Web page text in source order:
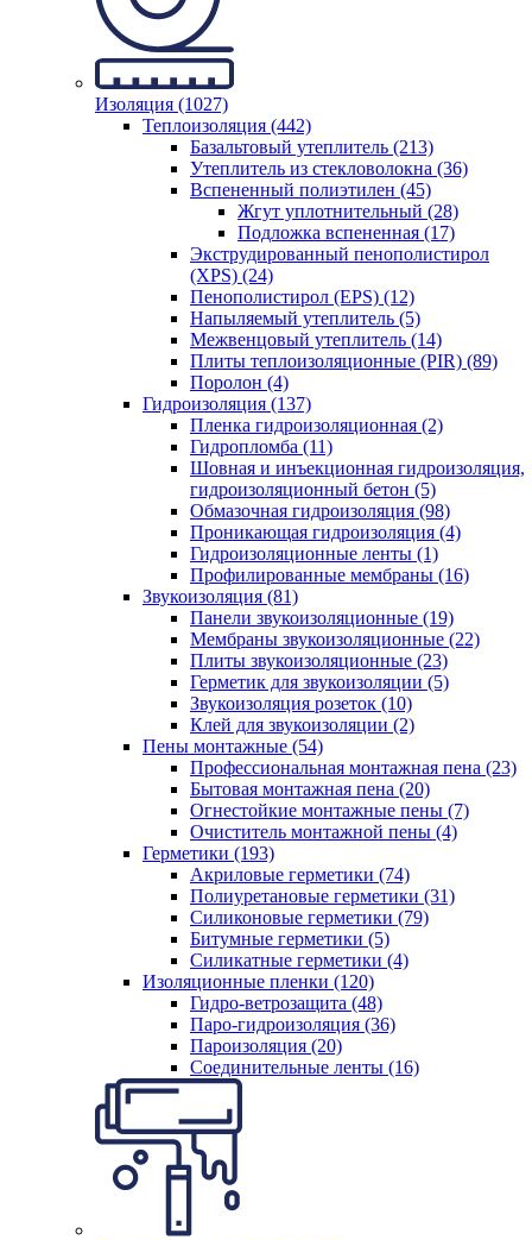
Изоляция (1027)
Теплоизоляция (442)
Базальтовый утеплитель (213)
Утеплитель из стекловолокна (36)
Вспененный полиэтилен (45)
Жгут уплотнительный (28)
Подложка вспененная (17)
Экструдированный пенополистирол
(XPS) (24)
Пенополистирол (EPS) (12)
Напыляемый утеплитель (5)
Межвенцовый утеплитель (14)
Плиты теплоизоляционные (PIR) (89)
Поролон (4)
Гидроизоляция (137)
Пленка гидроизоляционная (2)
Гидропломба (11)
Шовная и инъекционная гидроизоляция,
гидроизоляционный бетон (5)
Обмазочная гидроизоляция (98)
Проникающая гидроизоляция (4)
Гидроизоляционные ленты (1)
Профилированные мембраны (16)
Звукоизоляция (81)
Панели звукоизоляционные (19)
Мембраны звукоизоляционные (22)
Плиты звукоизоляционные (23)
Герметик для звукоизоляции (5)
Звукоизоляция розеток (10)
Клей для звукоизоляции (2)
Пены монтажные (54)
Профессиональная монтажная пена (23)
Бытовая монтажная пена (20)
Огнестойкие монтажные пены (7)
Очиститель монтажной пены (4)
Герметики (193)
Акриловые герметики (74)
Полиуретановые герметики (31)
Силиконовые герметики (79)
Битумные герметики (5)
Силикатные герметики (4)
Изоляционные пленки (120)
Гидро-ветрозащита (48)
Паро-гидроизоляция (36)
Пароизоляция (20)
Соединительные ленты (16)